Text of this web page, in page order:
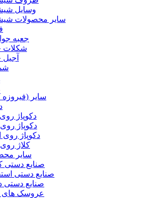
وسایل
سایر محصولات
جعبه
شکلات
سایر
دکوپاژ
دکوپاژ
دکوپاژ روی
کلاژ
سایر
صنایع دستی
صنایع دستی
صنایع دستی
عروسک های